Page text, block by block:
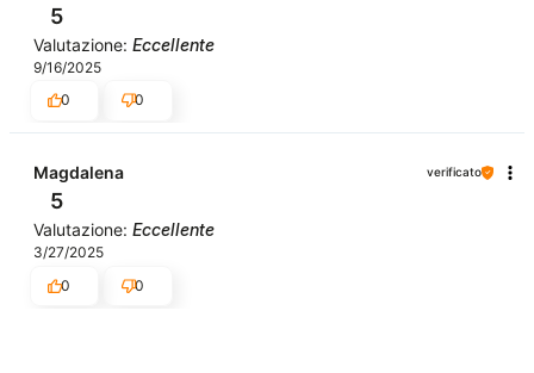
5
Valutazione: Eccellente
9/16/2025
0
0
Magdalena verificato
5
Valutazione: Eccellente
3/27/2025
0
0